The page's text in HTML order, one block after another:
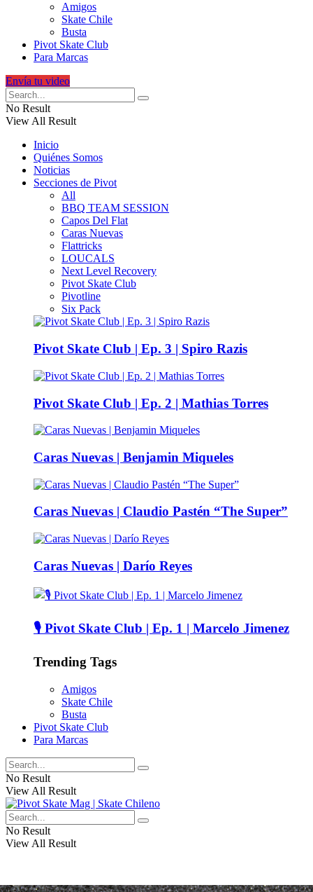
Amigos
Skate Chile
Busta
Pivot Skate Club
Para Marcas
Envía tu video
No Result
View All Result
Inicio
Quiénes Somos
Noticias
Secciones de Pivot
All
BBQ TEAM SESSION
Capos Del Flat
Caras Nuevas
Flattricks
LOUCALS
Next Level Recovery
Pivot Skate Club
Pivotline
Six Pack
Pivot Skate Club | Ep. 3 | Spiro Razis
Pivot Skate Club | Ep. 2 | Mathias Torres
Caras Nuevas | Benjamin Miqueles
Caras Nuevas | Claudio Pastén “The Super”
Caras Nuevas | Darío Reyes
🎙️ Pivot Skate Club | Ep. 1 | Marcelo Jimenez
Trending Tags
Amigos
Skate Chile
Busta
Pivot Skate Club
Para Marcas
No Result
View All Result
No Result
View All Result